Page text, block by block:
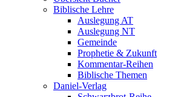
Biblische Lehre
Auslegung AT
Auslegung NT
Gemeinde
Prophetie & Zukunft
Kommentar-Reihen
Biblische Themen
Daniel-Verlag